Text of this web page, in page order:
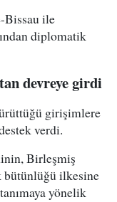
Bissau ile
diplomatik
devreye girdi
girişimlere
verdi.
Birleşmiş
bütünlüğü ilkesine
yönelik